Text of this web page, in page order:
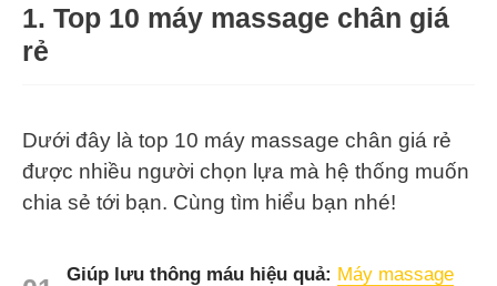
1. Top 10 máy massage chân giá
rẻ
Dưới đây là top 10 máy massage chân giá rẻ
được nhiều người chọn lựa mà hệ thống muốn
chia sẻ tới bạn. Cùng tìm hiểu bạn nhé!
Giúp lưu thông máu hiệu quả: Máy massage